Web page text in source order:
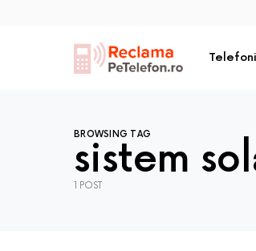
BROWSING TAG
sistem
1 POST